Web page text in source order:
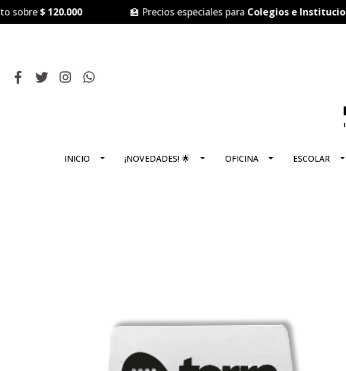
$ 120.000 🏫 Precios especiales paraColegios e Instituciones
INICIO ¡NOVEDADES! 🌟 OFICINA ESCOLAR